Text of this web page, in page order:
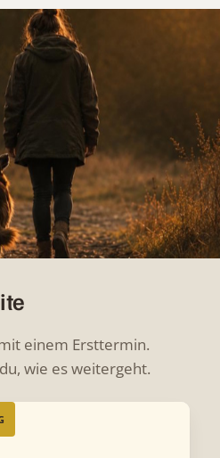
einem Ersttermin.
wie es weitergeht.